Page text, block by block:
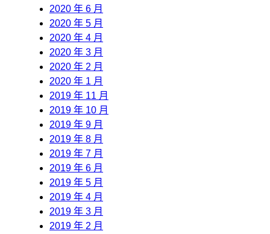
2020 年 6 月
2020 年 5 月
2020 年 4 月
2020 年 3 月
2020 年 2 月
2020 年 1 月
2019 年 11 月
2019 年 10 月
2019 年 9 月
2019 年 8 月
2019 年 7 月
2019 年 6 月
2019 年 5 月
2019 年 4 月
2019 年 3 月
2019 年 2 月